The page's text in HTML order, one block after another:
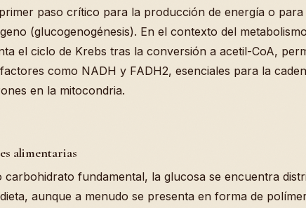
paso crítico para la producción de energía o para
(glucogenogénesis). En el contexto del
el ciclo de Krebs tras la conversión a acetil-CoA,
como NADH y FADH2, esenciales para la
en la mitocondria.
alimentarias
carbohidrato fundamental, la glucosa se encuentra
aunque a menudo se presenta en forma de